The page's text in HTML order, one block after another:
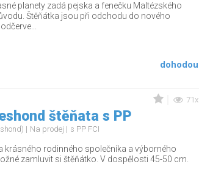
planety zadá pejska a fenečku Maltézského
Štěňátka jsou při odchodu do nového
dohodou
71x
štěňata s PP
Na prodej s PP FCI
krásného rodinného společníka a výborného
zamluvit si štěňátko. V dospělosti 45-50 cm.